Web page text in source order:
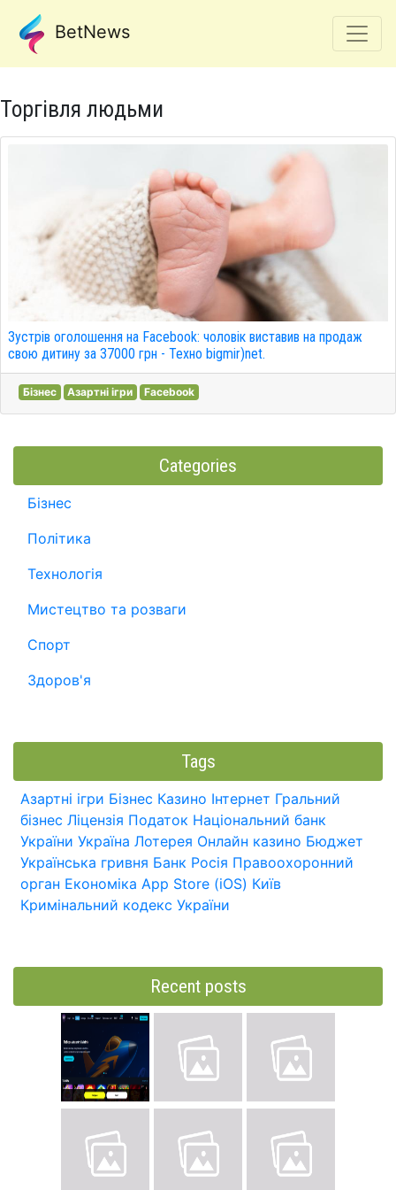
BetNews
Торгівля людьми
Зустрів оголошення на Facebook: чоловік виставив на продаж
свою дитину за 37000 грн - Техно bigmir)net.
Бізнес Азартні ігри Facebook
Categories
Бізнес
Політика
Технологія
Мистецтво та розваги
Спорт
Здоров'я
Tags
Азартні ігри Бізнес Казино Інтернет Гральний
бізнес Ліцензія Податок Національний банк
України Україна Лотерея Онлайн казино Бюджет
Українська гривня Банк Росія Правоохоронний
орган Економіка App Store (iOS) Київ
Кримінальний кодекс України
Recent posts